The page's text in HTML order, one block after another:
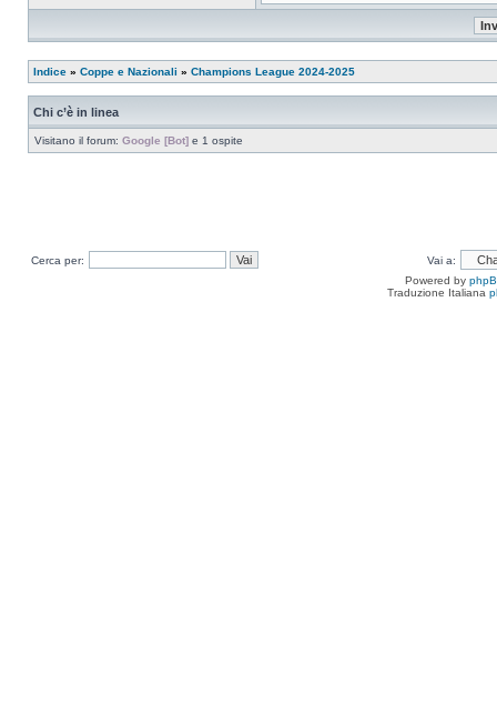
Indice » Coppe e Nazionali » Champions League 2024-2025
Chi c’è in linea
Visitano il forum: Google [Bot] e 1 ospite
Cerca per:
Vai a:
Powered by
Traduzione Italiana